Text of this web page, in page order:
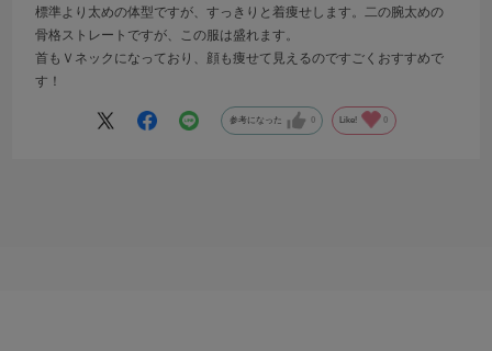
標準より太めの体型ですが、すっきりと着痩せします。二の腕太めの
骨格ストレートですが、この服は盛れます。
首もＶネックになっており、顔も痩せて見えるのですごくおすすめで
す！
参考になった 0 Like! 0